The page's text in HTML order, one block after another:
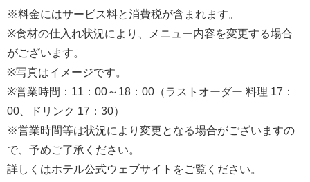
※料金にはサービス料と消費税が含まれます。
※食材の仕入れ状況により、メニュー内容を変更する場合
がございます。
※写真はイメージです。
※営業時間：11：00～18：00（ラストオーダー 料理 17：
00、ドリンク 17：30）
※営業時間等は状況により変更となる場合がございますの
で、予めご了承ください。
詳しくはホテル公式ウェブサイトをご覧ください。